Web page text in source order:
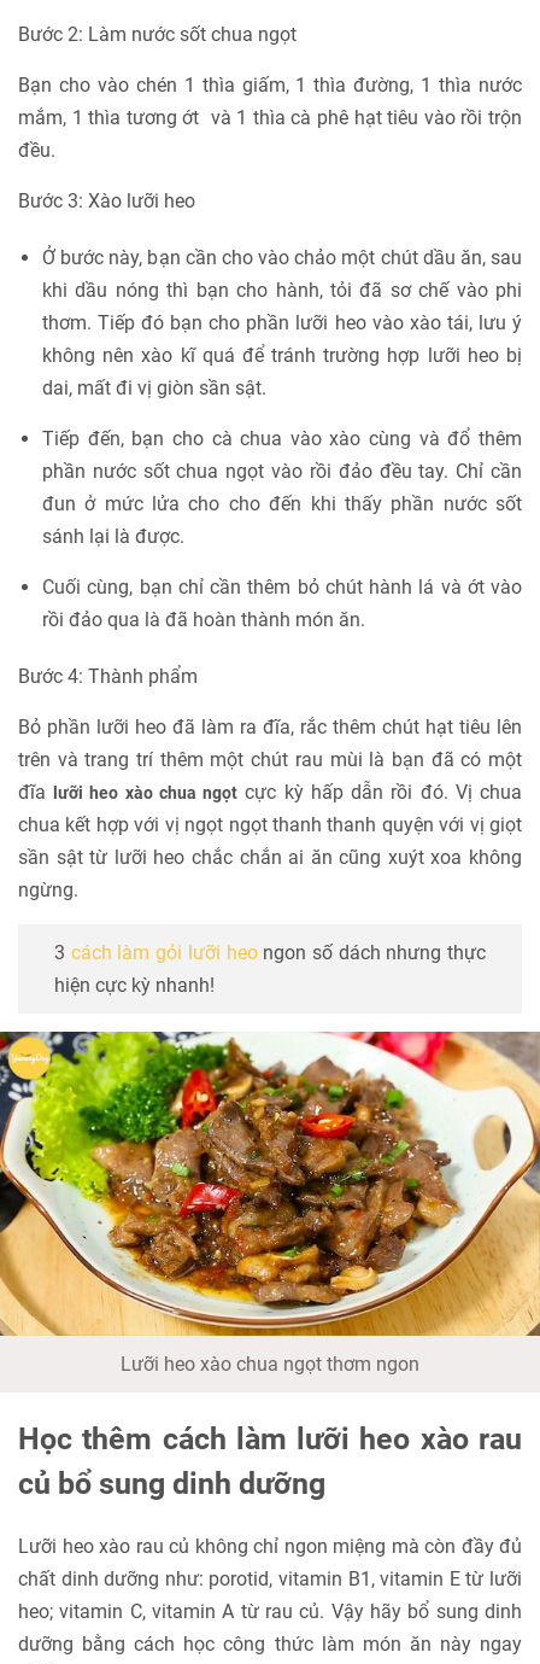
Bước 2: Làm nước sốt chua ngọt
Bạn cho vào chén 1 thìa giấm, 1 thìa đường, 1 thìa nước
mắm, 1 thìa tương ớt và 1 thìa cà phê hạt tiêu vào rồi trộn
đều.
Bước 3: Xào lưỡi heo
Ở bước này, bạn cần cho vào chảo một chút dầu ăn, sau
khi dầu nóng thì bạn cho hành, tỏi đã sơ chế vào phi
thơm. Tiếp đó bạn cho phần lưỡi heo vào xào tái, lưu ý
không nên xào kĩ quá để tránh trường hợp lưỡi heo bị
dai, mất đi vị giòn sần sật.
Tiếp đến, bạn cho cà chua vào xào cùng và đổ thêm
phần nước sốt chua ngọt vào rồi đảo đều tay. Chỉ cần
đun ở mức lửa cho cho đến khi thấy phần nước sốt
sánh lại là được.
Cuối cùng, bạn chỉ cần thêm bỏ chút hành lá và ớt vào
rồi đảo qua là đã hoàn thành món ăn.
Bước 4: Thành phẩm
Bỏ phần lưỡi heo đã làm ra đĩa, rắc thêm chút hạt tiêu lên
trên và trang trí thêm một chút rau mùi là bạn đã có một
đĩa lưỡi heo xào chua ngọt cực kỳ hấp dẫn rồi đó. Vị chua
chua kết hợp với vị ngọt ngọt thanh thanh quyện với vị giọt
sần sật từ lưỡi heo chắc chắn ai ăn cũng xuýt xoa không
ngừng.
3 cách làm gỏi lưỡi heongon số dách nhưng thực
hiện cực kỳ nhanh!
Lưỡi heo xào chua ngọt thơm ngon
Học thêm cách làm lưỡi heo xào rau
củ bổ sung dinh dưỡng
Lưỡi heo xào rau củ không chỉ ngon miệng mà còn đầy đủ
chất dinh dưỡng như: porotid, vitamin B1, vitamin E từ lưỡi
heo; vitamin C, vitamin A từ rau củ. Vậy hãy bổ sung dinh
dưỡng bằng cách học công thức làm món ăn này ngay